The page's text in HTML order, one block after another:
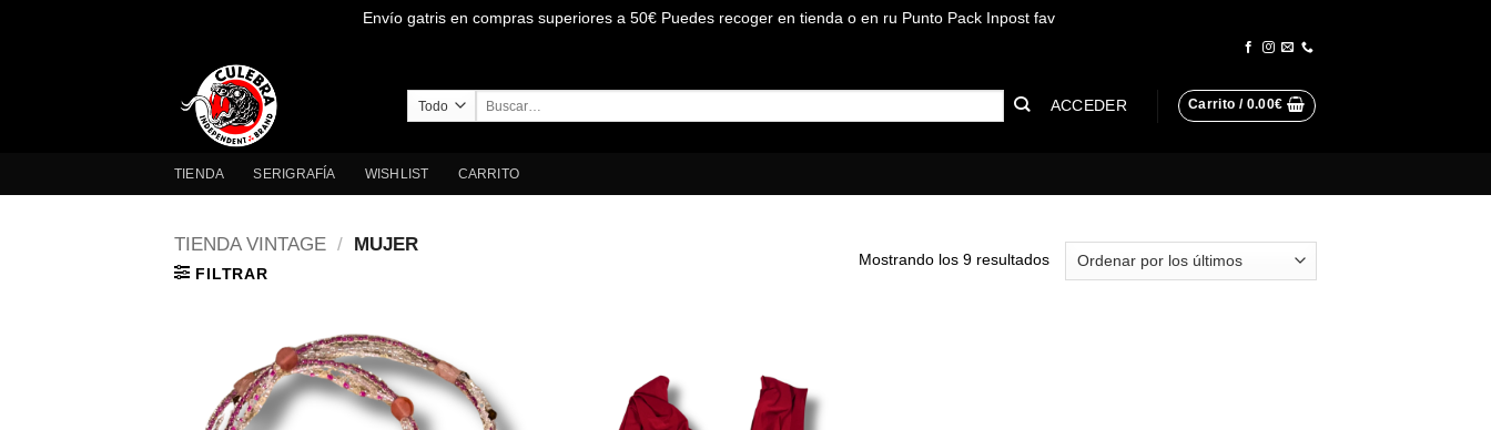
Envío gatris en compras superiores a 50€ Puedes recoger en tienda o en ru Punto Pack Inpost fav
ACCEDER Carrito / 0.00€
TIENDA SERIGRAFÍA WISHLIST CARRITO
TIENDA VINTAGE / MUJER
FILTRAR
Mostrando los 9 resultadosOrdenado
por